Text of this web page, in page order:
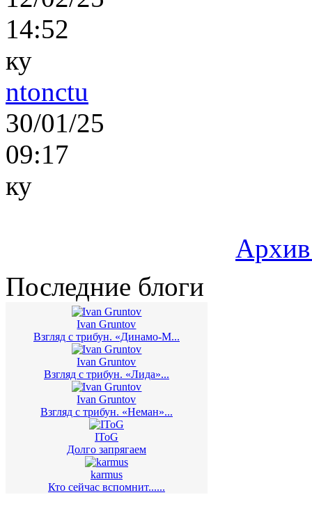
14:52
ку
ntonctu
30/01/25
09:17
ку
Последние блоги
Ivan Gruntov
Взгляд с трибун. «Динамо-М...
Ivan Gruntov
Взгляд с трибун. «Лида»...
Ivan Gruntov
Взгляд с трибун. «Неман»...
IToG
Долго запрягаем
karmus
Кто сейчас вспомнит......